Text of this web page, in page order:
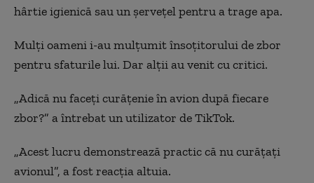
hârtie igienică sau un șervețel pentru a trage apa.
Mulți oameni i-au mulțumit însoțitorului de zbor
pentru sfaturile lui. Dar alții au venit cu critici.
„Adică nu faceți curățenie în avion după fiecare
zbor?” a întrebat un utilizator de TikTok.
„Acest lucru demonstrează practic că nu curățați
avionul”, a fost reacția altuia.